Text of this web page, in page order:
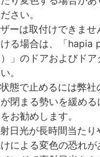
さい。
ーは取付けできませ
る場合は、「hapia
」のドアおよびド
。
態で止めるには弊社
閉まる勢いを緩める
お勧めします。
日光が長時間当たり
による変色の恐れ